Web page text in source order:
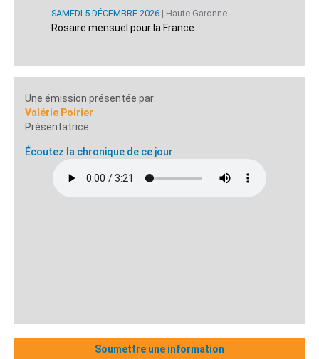
SAMEDI 5 DÉCEMBRE 2026 | Haute-Garonne
Rosaire mensuel pour la France.
Une émission présentée par
Valérie Poirier
Présentatrice
Écoutez la chronique de ce jour
Soumettre une information